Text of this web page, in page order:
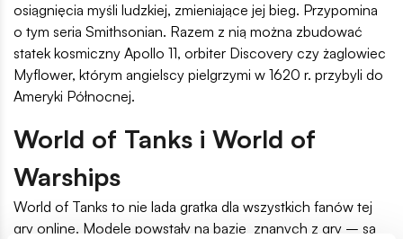
osiągnięcia myśli ludzkiej, zmieniające jej bieg. Przypomina
o tym seria Smithsonian. Razem z nią można zbudować
statek kosmiczny Apollo 11, orbiter Discovery czy żaglowiec
Myflower, którym angielscy pielgrzymi w 1620 r. przybyli do
Ameryki Północnej.
World of Tanks i World of
Warships
World of Tanks to nie lada gratka dla wszystkich fanów tej
gry online. Modele powstały na bazie znanych z gry – są